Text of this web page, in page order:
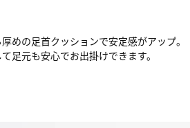
めの足首クッションで安定感がアップ。
足元も安心でお出掛けできます。